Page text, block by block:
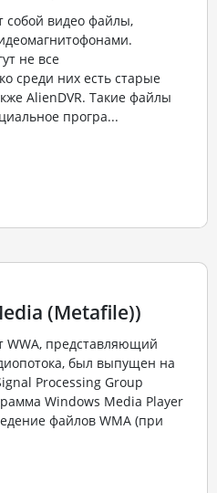
собой видео файлы,
не все
среди них есть старые
AlienDVR. Такие файлы
програ...
(Metafile))
WWA, представляющий
был выпущен на
Processing Group
Windows Media Player
файлов WMA (при